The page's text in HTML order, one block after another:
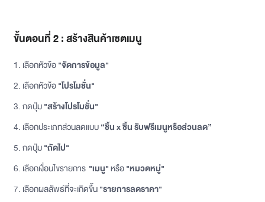
ขั้นตอนที่ 2 : สร้างสินค้าเซตเมนู
1. เลือกหัวข้อ"จัดการข้อมูล"
2. เลือกหัวข้อ"โปรโมชั่น"
3. กดปุ่ม"สร้างโปรโมชั่น"
4. เลือกประเภทส่วนลดแบบ“ชิ้น x ชิ้น รับฟรีเมนูหรือส่วนลด”
5. กดปุ่ม"ถัดไป"
6. เลือกเงื่อนไขรายการ "เมนู"หรือ"หมวดหมู่"
7. เลือกผลลัพธ์ที่จะเกิดขึ้น"รายการลดราคา"